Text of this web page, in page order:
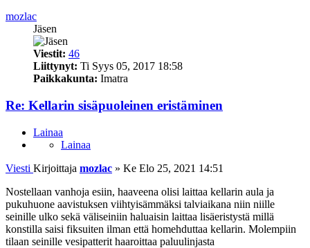
mozlac
Jäsen
Viestit: 46
Liittynyt: Ti Syys 05, 2017 18:58
Paikkakunta: Imatra
Re: Kellarin sisäpuoleinen eristäminen
Lainaa
Lainaa
Viesti Kirjoittaja mozlac » Ke Elo 25, 2021 14:51
Nostellaan vanhoja esiin, haaveena olisi laittaa kellarin aula ja
pukuhuone aavistuksen viihtyisämmäksi talviaikana niin niille
seinille ulko sekä väliseiniin haluaisin laittaa lisäeristystä millä
konstilla saisi fiksuiten ilman että homehduttaa kellarin. Molempiin
tilaan seinille vesipatterit haaroittaa paluulinjasta